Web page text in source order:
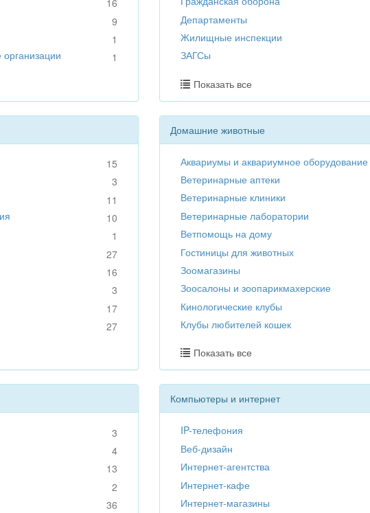
16
9
1
1
Департаменты
Жилищные инспекции
ЗАГСы
Показать все
15
3
11
10
1
27
16
3
17
27
Домашние животные
Аквариумы и аквариумное оборудование
Ветеринарные аптеки
Ветеринарные клиники
Ветеринарные лаборатории
Ветпомощь на дому
Гостиницы для животных
Зоомагазины
Зоосалоны и зоопарикмахерские
Кинологические клубы
Клубы любителей кошек
Показать все
3
4
13
2
36
Компьютеры и интернет
IP-телефония
Веб-дизайн
Интернет-агентства
Интернет-кафе
Интернет-магазины